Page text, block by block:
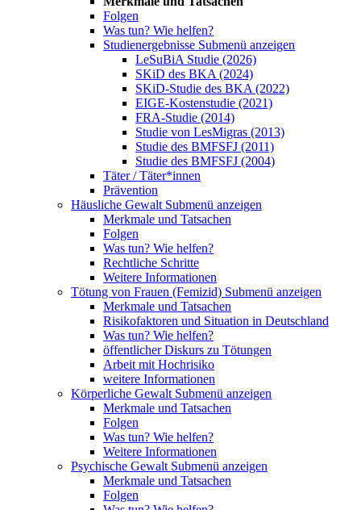
Folgen
Was tun? Wie helfen?
Studienergebnisse Submenü anzeigen
LeSuBiA Studie (2026)
SKiD des BKA (2024)
SKiD-Studie des BKA (2022)
EIGE-Kostenstudie (2021)
FRA-Studie (2014)
Studie von LesMigras (2013)
Studie des BMFSFJ (2011)
Studie des BMFSFJ (2004)
Täter / Täter*innen
Prävention
Häusliche Gewalt Submenü anzeigen
Merkmale und Tatsachen
Folgen
Was tun? Wie helfen?
Rechtliche Schritte
Weitere Informationen
Tötung von Frauen (Femizid) Submenü anzeigen
Merkmale und Tatsachen
Risikofaktoren und Situation in Deutschland
Was tun? Wie helfen?
öffentlicher Diskurs zu Tötungen
Arbeit mit Hochrisiko
weitere Informationen
Körperliche Gewalt Submenü anzeigen
Merkmale und Tatsachen
Folgen
Was tun? Wie helfen?
Weitere Informationen
Psychische Gewalt Submenü anzeigen
Merkmale und Tatsachen
Folgen